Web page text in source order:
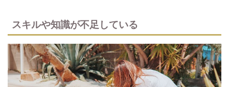
スキルや知識が不足している